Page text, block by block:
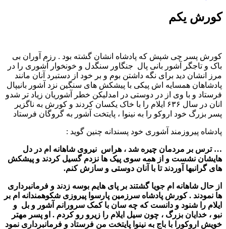
کورش یکم
کورش پسر چی شپش که پادشاه انشان گشته بود . رزم آوران بی
باک و تاجگر آشور بانی پال جنگاور سنگدل و خونخوار آشوری را در
مرز انشان دید برای نگه داشتن بوم و بر خود از دستبرد آنان مانند
پادشاهان همسایه اش پیکی با پیشکش های سنگین نزد آشور بانیپال
فرستاد و با وی از در دوستی در امدلیکن خطر آشوریان زیاد تر شدو
انان در سال ۶۳۶ ایلام را با خاک یکسان کردند و کورش به ناگزیر
پسر بزرگ خود اروکو را به نینوا ، پایتخت آشور به گروگان فرستاد
پادشاه پیروزمند آشوری خود پسندانه چنین گوید :
… ترس بر مردمان چیره شد ، هراس نیروی شاهانه ام در دل
هایشان نشست و از همه سوی پیک ها نزدم گسیل کردند و پیشکش
های گرانبها آوردند تا با آنان دوستی و سازش کنم.
از حال شاهانه ام جویا گشتند بر پای هایم بوسه زدند و فرمانبرداری
ها نمودند . کورش پادشاه سرزمین پارسوا پیروزی شکوهمندانه ام بر
ایلام را شنود و دانست که چه سان با کمک سرورانم آشور و بل و
نبو ، خدایان بزرگ ، چون سیل ایلام را زیرو رو کردم . او پسر مهتر
خویش اروکورا با باج به نینوا پایتخت من فرستاد و فرمانبرداری نمود